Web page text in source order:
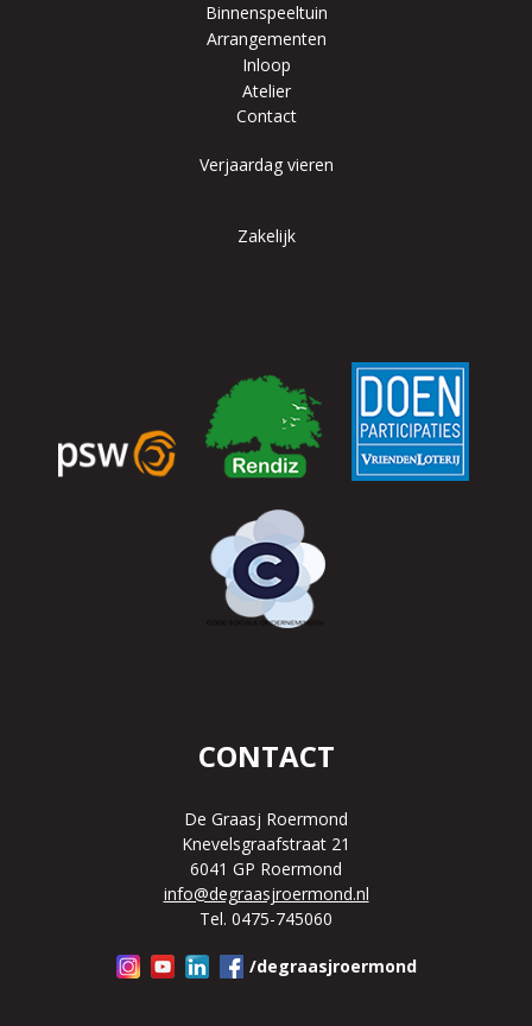
Binnenspeeltuin
Arrangementen
Inloop
Atelier
Contact
Verjaardag vieren
Zakelijk
CONTACT
De Graasj Roermond
Knevelsgraafstraat 21
6041 GP Roermond
info@degraasjroermond.nl
Tel. 0475-745060
/degraasjroermond